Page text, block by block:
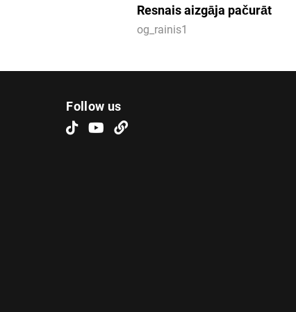
Resnais aizgāja pačurāt
og_rainis1
Follow us